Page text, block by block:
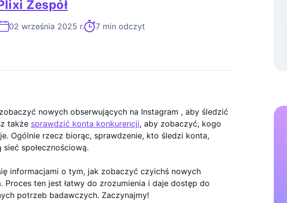
Ekspert Ds. Rozwoju Na Żądanie Instagram
Zespół
02 września 2025 r. 7 min odczyt
nowych obserwujących na Instagram , aby śledzić
także sprawdzić konta konkurencji, aby zobaczyć, kogo
Ogólnie rzecz biorąc, sprawdzenie, kto śledzi konta,
społecznościową.
informacjami o tym, jak zobaczyć czyichś nowych
Proces ten jest łatwy do zrozumienia i daje dostęp do
potrzeb badawczych. Zaczynajmy!